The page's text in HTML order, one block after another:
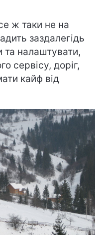
ж таки не на
заздалегідь
та налаштувати,
сервісу, доріг,
кайф від